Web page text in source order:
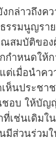
กล่าวถึงค
รรมนูญรา
สมบัติของ
กำหนดให้
เมื่อนำค
ห็นประชา
อบ ให้บัญ
ที่เช่นเดิม
มีส่วนร่วม